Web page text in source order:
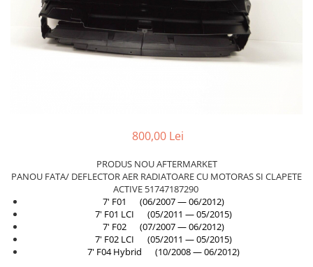
Capac bara
Capac fata motor
Elemente caroserie
Oglindă
Overfender aripa
Panou acoperire trigger
TAMPON
Turbocompresor
800,00 Lei
PRODUS NOU AFTERMARKET
PANOU FATA/ DEFLECTOR AER RADIATOARE CU MOTORAS SI CLAPETE
ACTIVE 51747187290
7' F01 (06/2007 — 06/2012)
7' F01 LCI (05/2011 — 05/2015)
7' F02 (07/2007 — 06/2012)
7' F02 LCI (05/2011 — 05/2015)
7' F04 Hybrid (10/2008 — 06/2012)